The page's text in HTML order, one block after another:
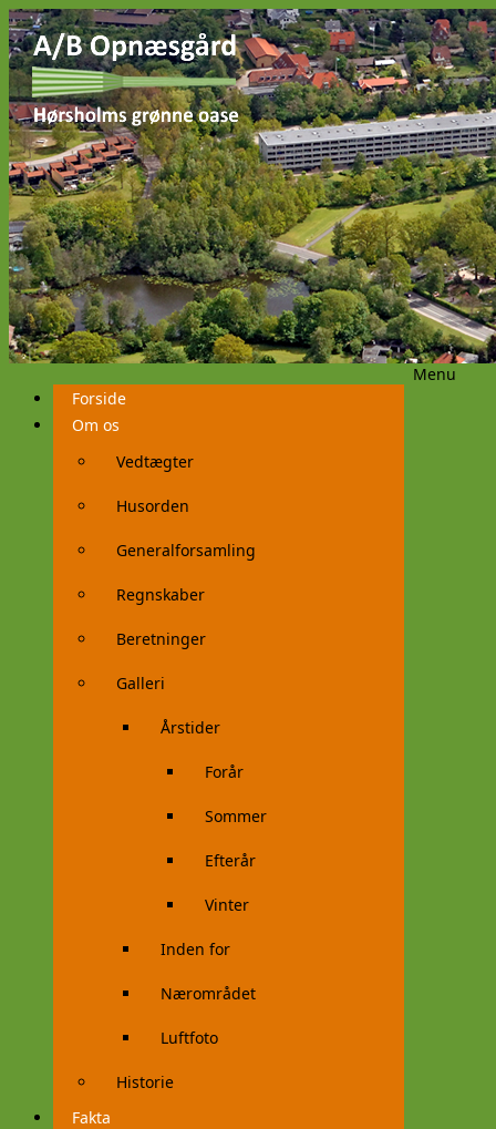
Menu
Videre
til
indhold
Forside
Om os
Vedtægter
Husorden
Generalforsamling
Regnskaber
Beretninger
Galleri
Årstider
Forår
Sommer
Efterår
Vinter
Inden for
Nærområdet
Luftfoto
Historie
Fakta